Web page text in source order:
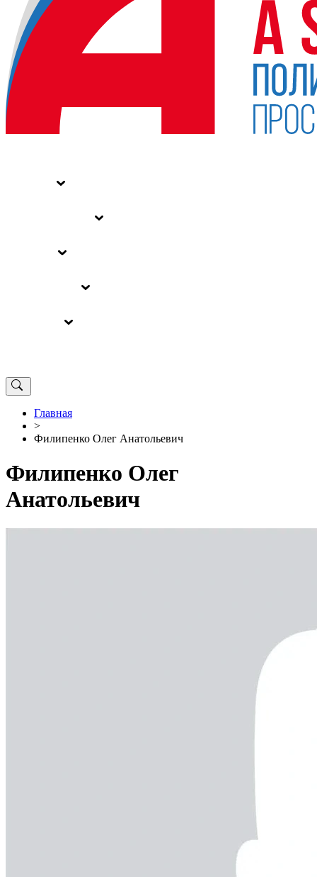
Главная
>
Филипенко Олег Анатольевич
Филипенко Олег
Анатольевич